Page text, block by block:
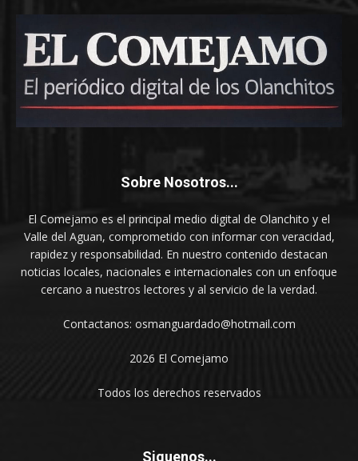
Sobre Nosotros...
El Comejamo es el principal medio digital de Olanchito y el
Valle del Aguan, comprometido con informar con veracidad,
rapidez y responsabilidad. En nuestro contenido destacan
noticias locales, nacionales e internacionales con un enfoque
cercano a nuestros lectores y al servicio de la verdad.
Contactanos: osmanguardado@hotmail.com
2026 El Comejamo
Todos los derechos reservados
Siguenos...